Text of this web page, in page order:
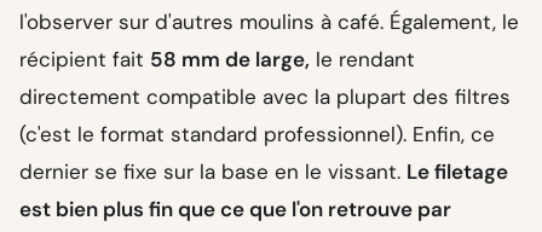
l'observer sur d'autres moulins à café. Également, le
récipient fait 58 mm de large, le rendant
directement compatible avec la plupart des filtres
(c'est le format standard professionnel). Enfin, ce
dernier se fixe sur la base en le vissant. Le filetage
est bien plus fin que ce que l'on retrouve par